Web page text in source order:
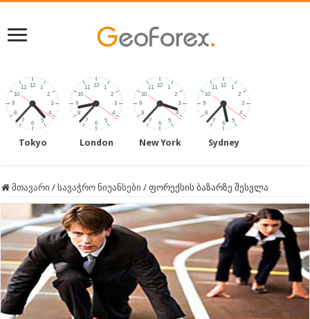
Tokyo London New York Sydney
მთავარი / სავაჭრო ნიუანსები / ფორექსის ბაზარზე შესვლა